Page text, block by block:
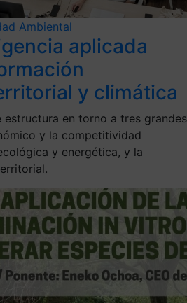
Ambiental
aplicada
y climática
estructura en torno a tres grandes
y la competitividad
y energética, y la